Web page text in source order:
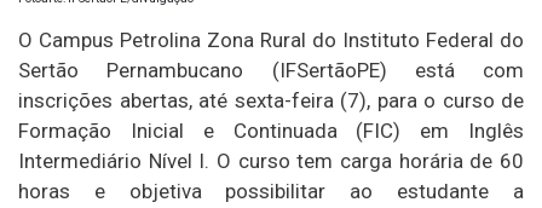
O Campus Petrolina Zona Rural do Instituto Federal do
Sertão Pernambucano (IFSertãoPE) está com
inscrições abertas, até sexta-feira (7), para o curso de
Formação Inicial e Continuada (FIC) em Inglês
Intermediário Nível I. O curso tem carga horária de 60
horas e objetiva possibilitar ao estudante a